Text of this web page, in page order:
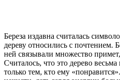
Береза издавна считалась
дереву относились с почтением.
ней связывали множество
Считалось, что это дерево
только тем, кто ему